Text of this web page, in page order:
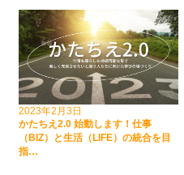
2023年2月3日
かたちえ2.0 始動します！仕事
（BIZ）と生活（LIFE）の統合を目
指…